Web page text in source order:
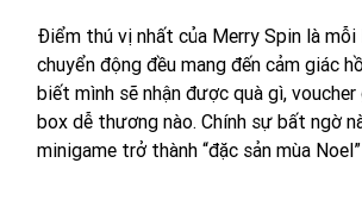
Điểm thú vị nhất của Merry Spin là mỗi
chuyển động đều mang đến cảm giác
biết mình sẽ nhận được quà gì,
box dễ thương nào. Chính sự bất ngờ
minigame trở thành “đặc sản mùa